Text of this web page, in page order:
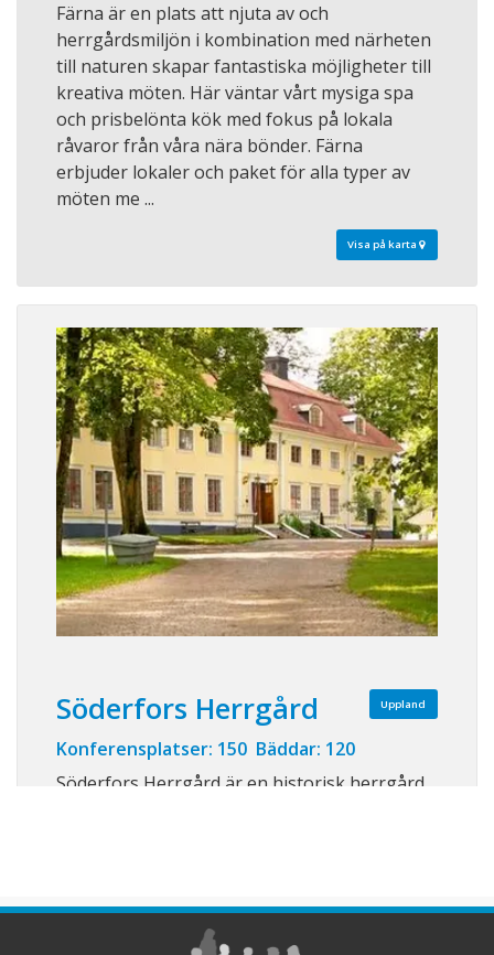
Färna är en plats att njuta av och
herrgårdsmiljön i kombination med närheten
till naturen skapar fantastiska möjligheter till
kreativa möten. Här väntar vårt mysiga spa
och prisbelönta kök med fokus på lokala
råvaror från våra nära bönder. Färna
erbjuder lokaler och paket för alla typer av
möten me ...
Visa på karta
Uppland
Söderfors Herrgård
Konferensplatser: 150 Bäddar: 120
Söderfors Herrgård är en historisk herrgård
i en inspirerande miljö som lämpar sig perfekt
för konferenser, möten, kickoffe ...